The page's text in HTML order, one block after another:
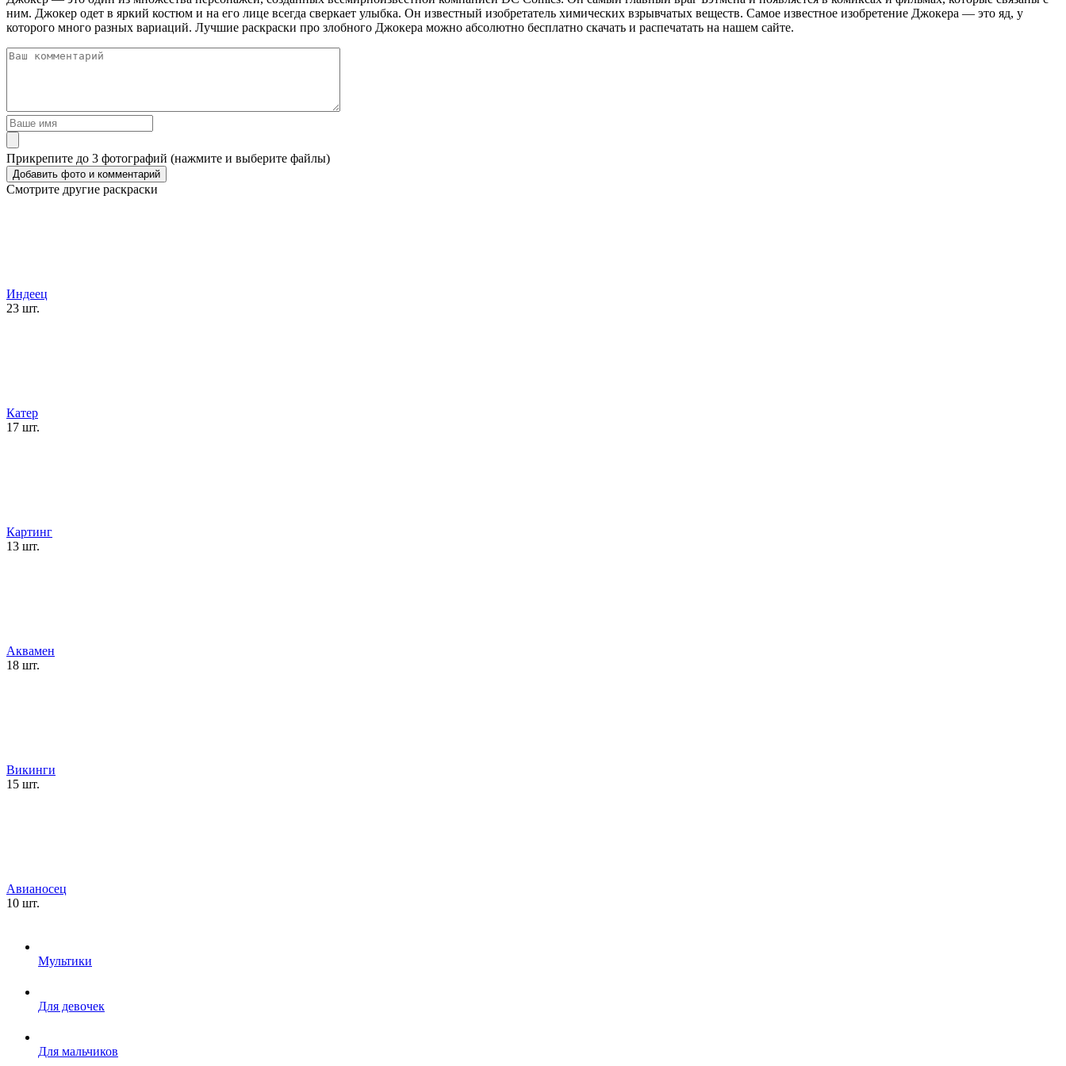
ним. Джокер одет в яркий костюм и на его лице всегда сверкает улыбка. Он известный изобретатель химических взрывчатых веществ. Самое известное изобретение Джокера — это яд, у
которого много разных вариаций. Лучшие раскраски про злобного Джокера можно абсолютно бесплатно скачать и распечатать на нашем сайте.
Прикрепите до 3 фотографий (нажмите и выберите файлы)
Смотрите другие раскраски
Индеец
23 шт.
Катер
17 шт.
Картинг
13 шт.
Аквамен
18 шт.
Викинги
15 шт.
Авианосец
10 шт.
Мультики
Для девочек
Для мальчиков